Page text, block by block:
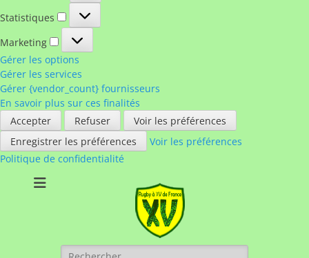
Statistiques
Marketing
Gérer les options
Gérer les services
Gérer {vendor_count} fournisseurs
En savoir plus sur ces finalités
Accepter
Refuser
Voir les préférences
Enregistrer les préférences
Voir les préférences
Politique de confidentialité
Rugby à XV de
Rechercher :